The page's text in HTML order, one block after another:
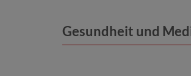
Gesundheit und